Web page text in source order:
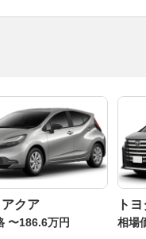
アクア
〜186.6万円
ト
相場